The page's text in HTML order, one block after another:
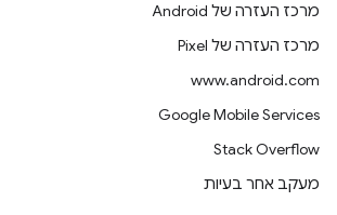
מרכז העזרה של Android
מרכז העזרה של Pixel
www.android.com
Google Mobile Services
Stack Overflow
מעקב אחר בעיות